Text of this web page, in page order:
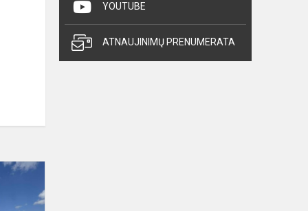
ir
YOUTUBE
ATNAUJINIMŲ PRENUMERATA